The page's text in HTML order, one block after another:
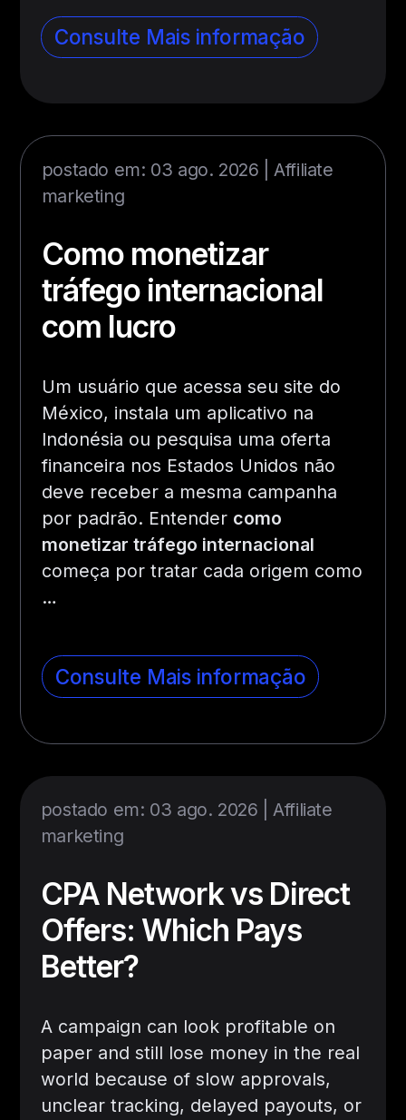
Consulte Mais informação
postado em: 03 ago. 2026 |Affiliate
marketing
Como monetizar
tráfego internacional
com lucro
Um usuário que acessa seu site do
México, instala um aplicativo na
Indonésia ou pesquisa uma oferta
financeira nos Estados Unidos não
deve receber a mesma campanha
por padrão. Entender como
monetizar tráfego internacional
começa por tratar cada origem como
…
Consulte Mais informação
postado em: 03 ago. 2026 | Affiliate
marketing
CPA Network vs Direct
Offers: Which Pays
Better?
A campaign can look profitable on
paper and still lose money in the real
world because of slow approvals,
unclear tracking, delayed payouts, or